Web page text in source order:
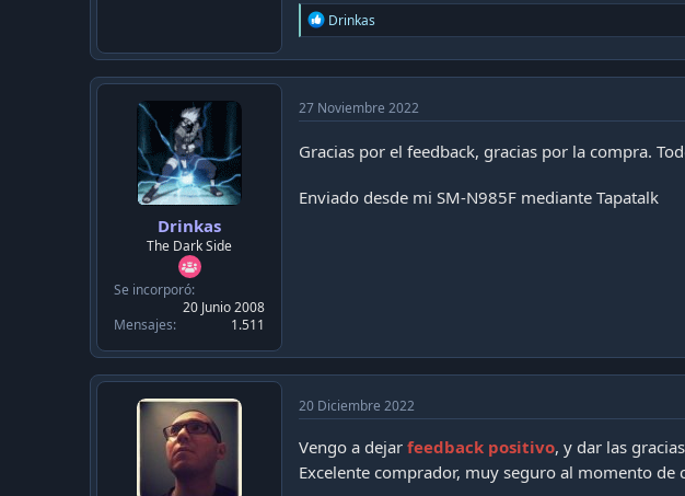
R
e
i
o
s
Drinkas
Drinkas
The Dark Side
Se incorporó
20 Junio 2008
Mensajes
1.511
27 Noviembre 2022
Gracias por el feedback, gracias por la compra.
Enviado desde mi SM-N985F mediante Tapatalk
20 Diciembre 2022
Vengo a dejar feedback positivo, y dar las
Excelente comprador, muy seguro al momento